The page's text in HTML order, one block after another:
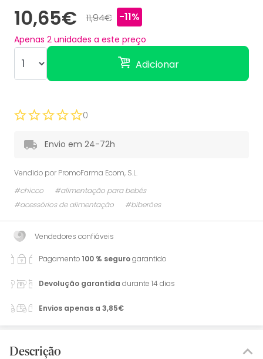
10,65€ 11,94€ -11%
Apenas 2 unidades a este preço
Adicionar
0
Envio em 24-72h
Vendido por PromoFarma Ecom, S.L.
#chicco
#alimentação para bebés
#acessórios de alimentação
#biberões
Vendedores confiáveis
Pagamento100 % segurogarantido
Devolução garantida durante 14 dias
Envios apenas a 3,85€
Descrição